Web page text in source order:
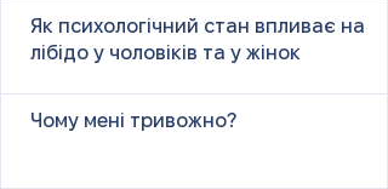
Як психологічний стан впливає на
лібідо у чоловіків та у жінок
Чому мені тривожно?